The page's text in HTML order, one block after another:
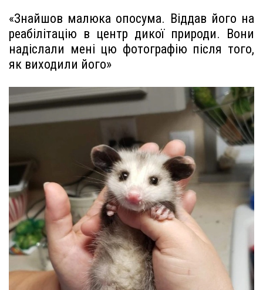
«Знайшов малюка опосума. Віддав його на
реабілітацію в центр дикої природи. Вони
надіслали мені цю фотографію після того,
як виходили його»